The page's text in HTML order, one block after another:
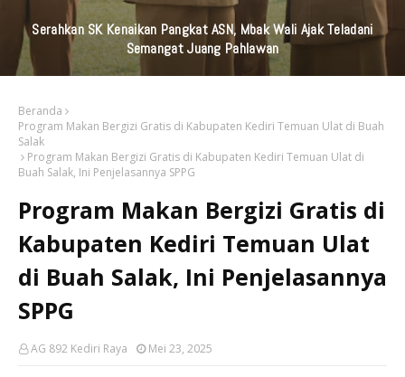
KAI Daop 7 Madiun Kembali Salurkan Bantuan TJSL Senilai
Ratusan Juta Untuk Infrastruktur, Pendidikan, Pelestarian
Budaya, Dan Disabilitas
Beranda
Program Makan Bergizi Gratis di Kabupaten Kediri Temuan Ulat di Buah
Salak
Program Makan Bergizi Gratis di Kabupaten Kediri Temuan Ulat di
Buah Salak, Ini Penjelasannya SPPG
Program Makan Bergizi Gratis di
Kabupaten Kediri Temuan Ulat
di Buah Salak, Ini Penjelasannya
SPPG
AG 892 Kediri Raya Mei 23, 2025